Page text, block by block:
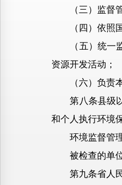
（三）监督管
（四）依照国
（五）统一监
资源开发活动；
（六）负责本
第八条县级以
和个人执行环境
环境监督管理
被检查的单位
第九条省人民